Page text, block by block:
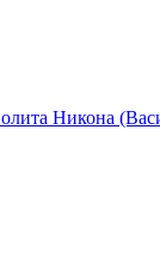
Никона